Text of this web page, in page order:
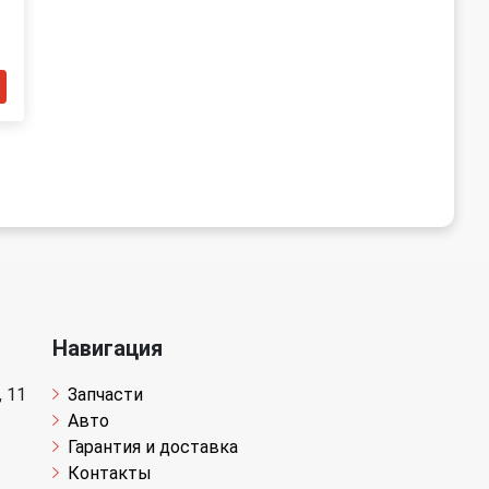
Навигация
Запчасти
Авто
Гарантия и доставка
Контакты